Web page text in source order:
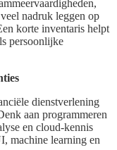
nadruk leggen op
korte inventaris helpt
persoonlijke
dienstverlening
aan programmeren
en cloud-kennis
machine learning en